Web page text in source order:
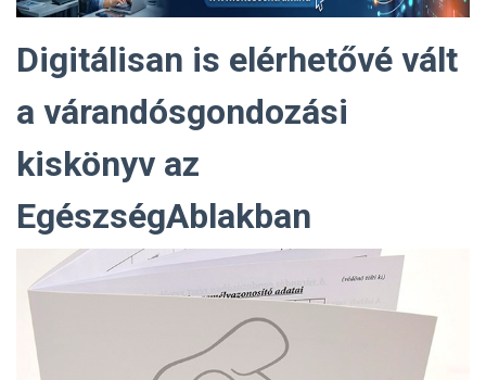
Digitálisan is elérhetővé vált
a várandósgondozási
kiskönyv az
EgészségAblakban